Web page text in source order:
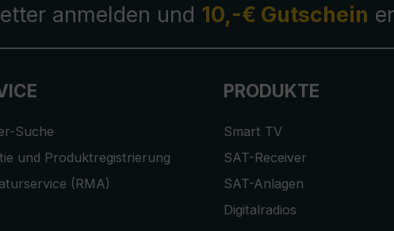
anmelden und 10,-€ Gutschein
Suche
und Produktregistrierung
(RMA)
PRODUKTE
Smart TV
SAT-Receiver
SAT-Anlagen
Digitalradios